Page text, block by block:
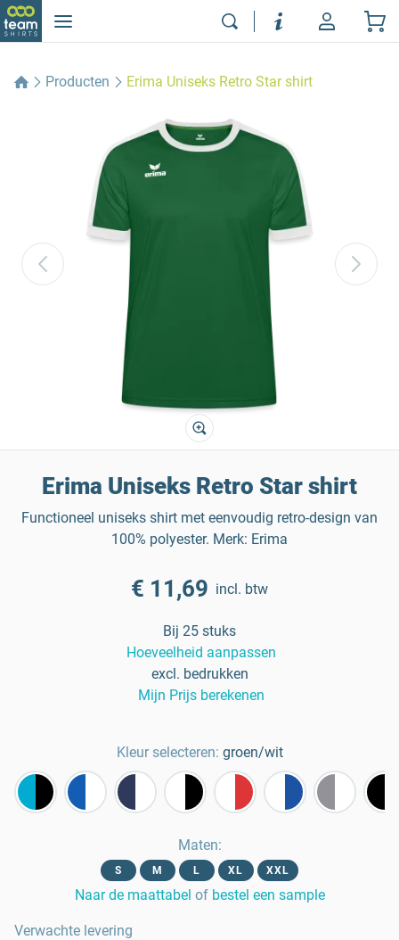
Producten Erima Uniseks Retro Star shirt
Erima Uniseks Retro Star shirt
Functioneel uniseks shirt met eenvoudig retro-design van
100% polyester. Merk: Erima
€ 11,69 incl. btw
Bij 25 stuks
Hoeveelheid aanpassen
excl. bedrukken
Mijn Prijs berekenen
Kleur selecteren: groen/wit
Maten:
S M L XL XXL
Naar de maattabel of bestel een sample
Verwachte levering